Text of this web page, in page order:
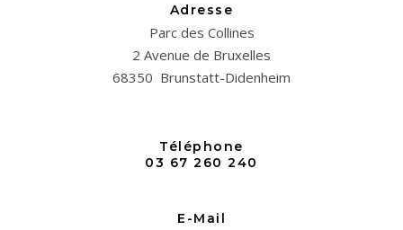
Adresse
Parc des Collines
2 Avenue de Bruxelles
68350 Brunstatt-Didenheim
Téléphone
03 67 260 240
E-Mail